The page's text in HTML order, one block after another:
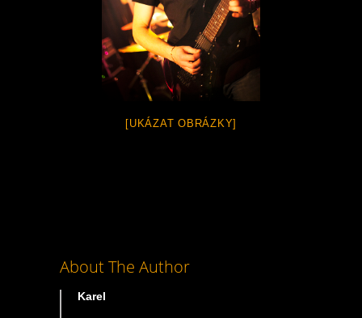
[UKÁZAT OBRÁZKY]
About The Author
Karel